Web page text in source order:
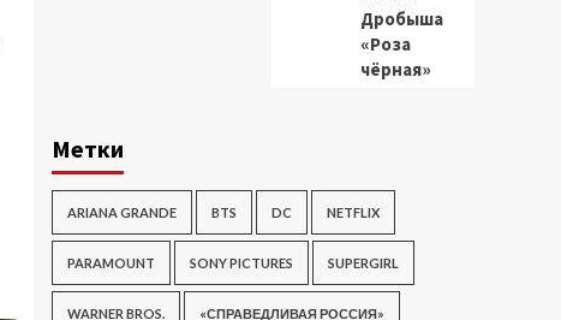
Дробыша
«Роза
чёрная»
Метки
ARIANA GRANDE BTS DC NETFLIX
PARAMOUNT SONY PICTURES SUPERGIRL
WARNER BROS. «СПРАВЕДЛИВАЯ РОССИЯ»